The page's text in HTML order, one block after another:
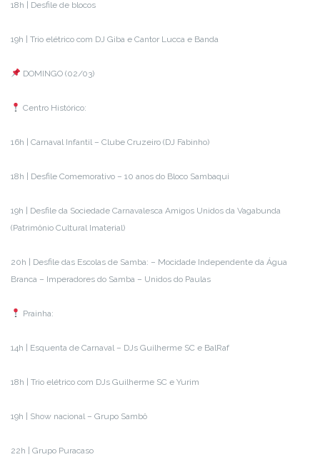
18h | Desfile de blocos
19h | Trio elétrico com DJ Giba e Cantor Lucca e Banda
DOMINGO (02/03)
Centro Histórico:
16h | Carnaval Infantil – Clube Cruzeiro (DJ Fabinho)
18h | Desfile Comemorativo – 10 anos do Bloco Sambaqui
19h | Desfile da Sociedade Carnavalesca Amigos Unidos da Vagabunda
(Patrimônio Cultural Imaterial)
20h | Desfile das Escolas de Samba: – Mocidade Independente da Água
Branca – Imperadores do Samba – Unidos do Paulas
Prainha:
14h | Esquenta de Carnaval – DJs Guilherme SC e BalRaf
18h | Trio elétrico com DJs Guilherme SC e Yurim
19h | Show nacional – Grupo Sambô
22h | Grupo Puracaso